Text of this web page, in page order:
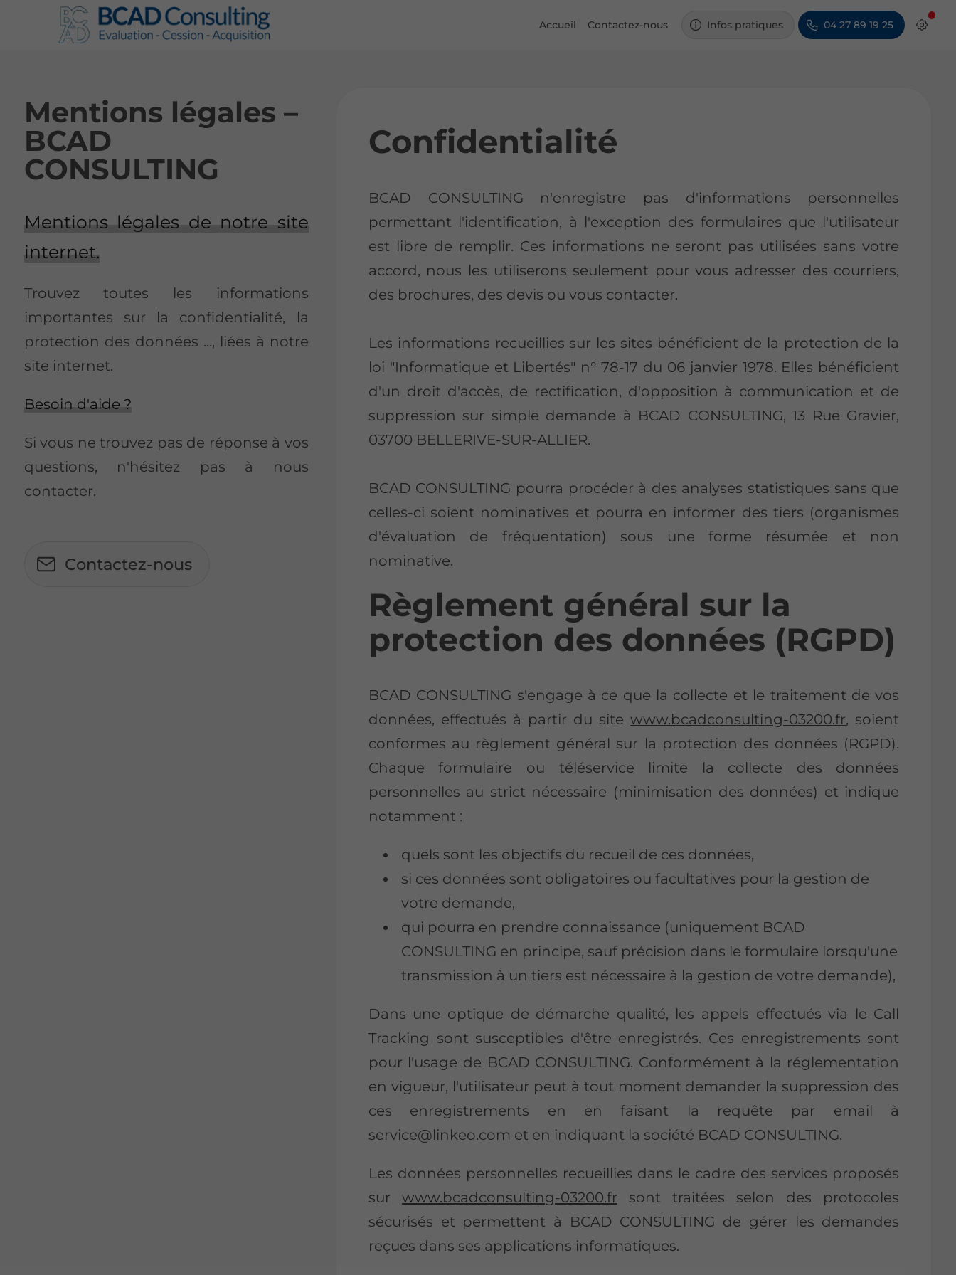
Accueil Contactez-nous Infos pratiques 04 27 89 19 25
Mentions légales –
BCAD
CONSULTING
Mentions légales de notre site
internet.
Trouvez toutes les informations
importantes sur la confidentialité, la
protection des données ..., liées à notre
site internet.
Besoin d'aide ?
Si vous ne trouvez pas de réponse à vos
questions, n'hésitez pas à nous
contacter.
Contactez-nous
Confidentialité
BCAD CONSULTING n'enregistre pas d'informations personnelles
permettant l'identification, à l'exception des formulaires que l'utilisateur
est libre de remplir. Ces informations ne seront pas utilisées sans votre
accord, nous les utiliserons seulement pour vous adresser des courriers,
des brochures, des devis ou vous contacter.
Les informations recueillies sur les sites bénéficient de la protection de la
loi "Informatique et Libertés" n° 78-17 du 06 janvier 1978. Elles bénéficient
d'un droit d'accès, de rectification, d'opposition à communication et de
suppression sur simple demande à BCAD CONSULTING, 13 Rue Gravier,
03700 BELLERIVE-SUR-ALLIER.
BCAD CONSULTING pourra procéder à des analyses statistiques sans que
celles-ci soient nominatives et pourra en informer des tiers (organismes
d'évaluation de fréquentation) sous une forme résumée et non
nominative.
Règlement général sur la
protection des données (RGPD)
BCAD CONSULTING s'engage à ce que la collecte et le traitement de vos
données, effectués à partir du sitewww.bcadconsulting-03200.fr, soient
conformes au règlement général sur la protection des données (RGPD).
Chaque formulaire ou téléservice limite la collecte des données
personnelles au strict nécessaire (minimisation des données) et indique
notamment :
quels sont les objectifs du recueil de ces données,
si ces données sont obligatoires ou facultatives pour la gestion de
votre demande,
qui pourra en prendre connaissance (uniquement BCAD
CONSULTING en principe, sauf précision dans le formulaire lorsqu'une
transmission à un tiers est nécessaire à la gestion de votre demande),
Dans une optique de démarche qualité, les appels effectués via le Call
Tracking sont susceptibles d'être enregistrés. Ces enregistrements sont
pour l'usage de BCAD CONSULTING. Conformément à la réglementation
en vigueur, l'utilisateur peut à tout moment demander la suppression des
ces enregistrements en en faisant la requête par email à
service@linkeo.com et en indiquant la société BCAD CONSULTING.
Les données personnelles recueillies dans le cadre des services proposés
sur www.bcadconsulting-03200.fr sont traitées selon des protocoles
sécurisés et permettent à BCAD CONSULTING de gérer les demandes
reçues dans ses applications informatiques.